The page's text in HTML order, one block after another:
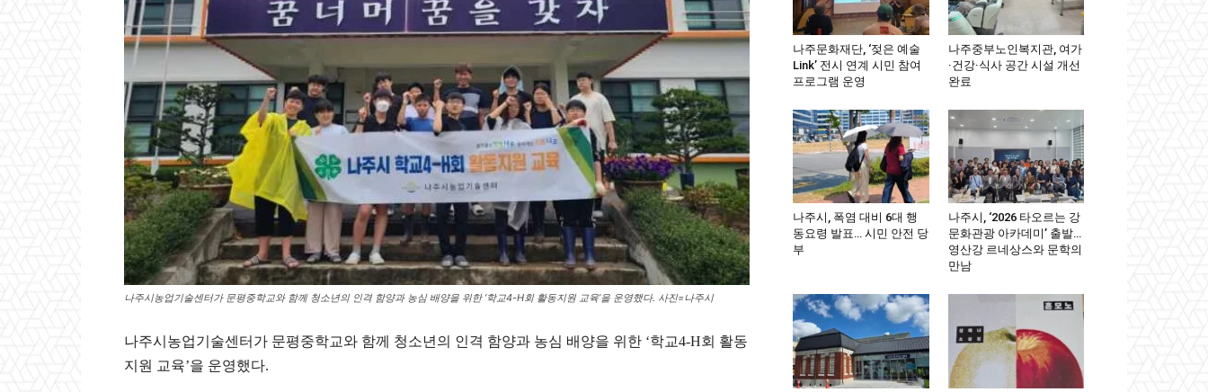
나주시농업기술센터가 문평중학교와 함께 청소년의 인격 함양과 농심 배양을 위한 ‘학교4-H회 활동지원 교육’을 운영했다. 사진=나주시
나주시농업기술센터가 문평중학교와 함께 청소년의 인격 함양과 농심 배양을 위한 ‘학교4-H회 활동
지원 교육’을 운영했다.
나주문화재단, ‘젖은 예술
Link’ 전시 연계 시민 참여
프로그램 운영
나주중부노인복지관, 여가
·건강·식사 공간 시설 개선
완료
나주시, 폭염 대비 6대 행
동요령 발표… 시민 안전 당
부
나주시, ‘2026 타오르는 강
문화관광 아카데미’ 출발…
영산강 르네상스와 문학의
만남